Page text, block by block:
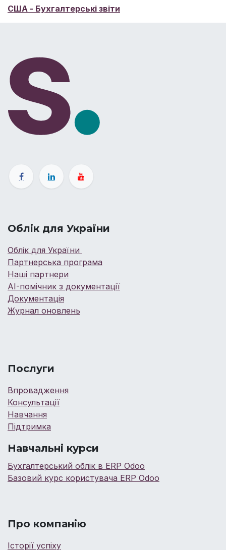
США - Бухгалтерські звіти
Облік для України
Облік для України
Партнерська програма
Наші партнери
AI-помічник з документації
Документація
Журнал оновлень
Послуги
Впровадження
Консультації
Навчання
Підтримка
Навчальні курси
Бухгалтерський облік в ERP Odoo
Базовий курс користувача ERP Odoo
Про компанію
Історії успіху